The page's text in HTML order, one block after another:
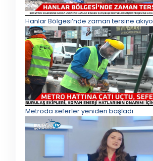
Hanlar Bölgesi’nde zaman tersine
Metroda seferler yeniden başladı